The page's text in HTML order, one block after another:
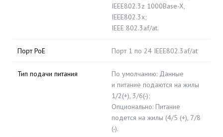
IEEE802.3z 1000Base-X,
IEEE802.3x;
IEEE 802.3af/at.
Порт PoE Порт 1 по 24 IEEE802.3af/at
Тип подачи питания
По умолчанию: Данные
и питание подаются на жилы
1/2(+), 3/6(-);
Опционально: Питание
подется на жилы (4/5 (+), 7/8
(-).